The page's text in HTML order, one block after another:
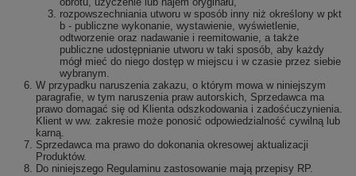
rozpowszechniania utworu w sposób inny niż określony w pkt
b - publiczne wykonanie, wystawienie, wyświetlenie,
odtworzenie oraz nadawanie i reemitowanie, a także
publiczne udostępnianie utworu w taki sposób, aby każdy
mógł mieć do niego dostęp w miejscu i w czasie przez siebie
wybranym.
W przypadku naruszenia zakazu, o którym mowa w niniejszym
paragrafie, w tym naruszenia praw autorskich, Sprzedawca ma
prawo domagać się od Klienta odszkodowania i zadośćuczynienia.
Klient w ww. zakresie może ponosić odpowiedzialność cywilną lub
karną.
Sprzedawca ma prawo do dokonania okresowej aktualizacji
Produktów.
Do niniejszego Regulaminu zastosowanie mają przepisy RP.